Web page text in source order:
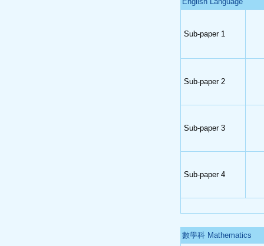
Sub-paper 1
Sub-paper 2
Sub-paper 3
Sub-paper 4
數學科 Mathematics